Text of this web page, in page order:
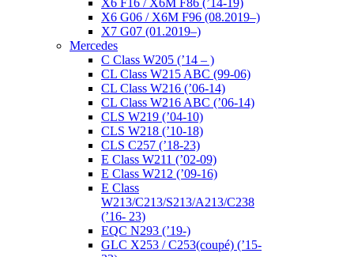
X6 F16 / X6M F86 (’14-19)
X6 G06 / X6M F96 (08.2019–)
X7 G07 (01.2019–)
Mercedes
C Class W205 (’14 – )
CL Class W215 ABC (99-06)
CL Class W216 (’06-14)
CL Class W216 ABC (’06-14)
CLS W219 (’04-10)
CLS W218 (’10-18)
CLS C257 (’18-23)
E Class W211 (’02-09)
E Class W212 (’09-16)
E Class
W213/C213/S213/A213/C238
(’16- 23)
EQC N293 (’19-)
GLC X253 / C253(coupé) (’15-